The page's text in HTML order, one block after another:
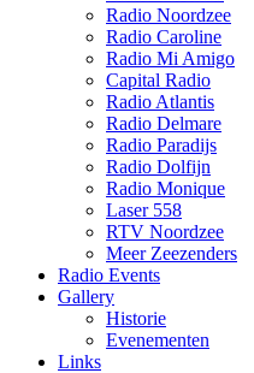
Radio Noordzee
Radio Caroline
Radio Mi Amigo
Capital Radio
Radio Atlantis
Radio Delmare
Radio Paradijs
Radio Dolfijn
Radio Monique
Laser 558
RTV Noordzee
Meer Zeezenders
Radio Events
Gallery
Historie
Evenementen
Links